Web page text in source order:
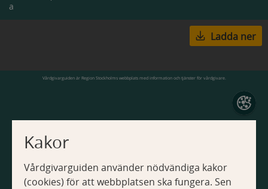
Kakor
Vårdgivarguiden använder nödvändiga kakor
(cookies) för att webbplatsen ska fungera. Sen
a
Ladda ner
Vårdgivarguiden är Region Stockholms webbplats med information och tjänster för vårdgivare.